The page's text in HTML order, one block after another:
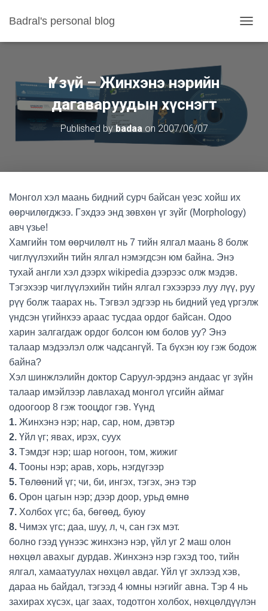
Badral's personal blog
Үг зүй – Жинхэнэ нэрийн
дагаваруудын хүснэгт
Published bybadaaon 2007/06/07
Монгол хэл маань бидний сурч байсан үеэс хойш их
өөрчилөгджээ. Гэхдээ энд зөвхөн үг зүйг (Morphology)
авч үзье!
Хамгийн том өөрчилөлт нь 7 тийн ялгал маань 8 болж
чиглүүлэхийн тийн ялгал нэмэгдсэн юм байна. Энэ
тухай англи хэл дээрх wikipedia дээрээс олж мэдэв.
Тэгэхээр чиглүүлэхийн тийн ялгал гэхээрээ луу лүү, руу
рүү болж таарах нь. Тэгвэл эдгээр нь бидний үед үргэлж
үндсэн үгийнхээ араас тусдаа ордог байсан. Одоо
харин залгагдаж ордог болсон юм болов уу? Энэ
талаар мэдээлэл олж чадсангүй. Та бүхэн юу гэж бодож
байна?
Хэл шинжлэлийн доктор Саруул-эрдэнэ андаас үг зүйн
талаар имэйлээр лавлахад монгол үгсийн аймаг
одоогоор 8 гэж тооцдог гэв. Үүнд
1. Жинхэнэ нэр; нар, сар, ном, дэвтэр
2. Үйл үг; явах, ирэх, суух
3. Тэмдэг нэр; шар ногоон, том, жижиг
4. Тооны нэр; арав, хорь, нэгдүгээр
5. Төлөөний үг; чи, би, ингэх, тэгэх, энэ тэр
6. Орон цагын нэр; дээр доор, урьд өмнө
7. Холбох үгс; ба, бөгөөд, буюу
8. Чимэх үгс; даа, шуу, л, ч, сан гэх мэт.
болно гээд үүнээс жинхэнэ нэр, үйл уг 2 маш олон
нөхцөл авахыг дурдав. Жинхэнэ нэр гэхэд тоо, тийн
ялгал, хамаатуулах нөхцөл авдаг. Үйл үг эхлээд хэв,
дараа нь байдал, тэгээд 4 юмны нэгийг авна. Тэр 4 нь
захирах хүсэх, цаг заах, тодотгон холбох, нөхцөлдүүлэн